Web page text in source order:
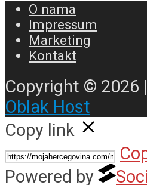
O nama
Impressum
Marketing
Kontakt
Copyright © 2026
Oblak Host
Copy link
Powered by